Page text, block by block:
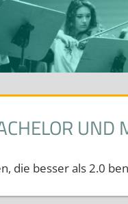
UND
die besser als 2.0